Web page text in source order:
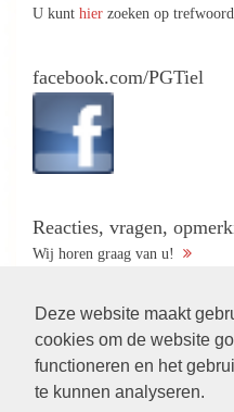
Deze website maakt
cookies om de website
functioneren en het
te kunnen analyseren.
U kunt hier zoeken op
facebook.com/PGTiel
Reacties, vragen,
Wij horen graag van u!
Volg ons op: